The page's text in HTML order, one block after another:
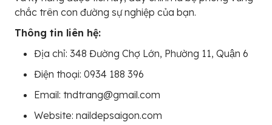
chắc trên con đường sự nghiệp của bạn.
Thông tin liên hệ:
Địa chỉ: 348 Đường Chợ Lớn, Phường 11, Quận 6
Điện thoại: 0934 188 396
Email: tndtrang@gmail.com
Website: naildepsaigon.com